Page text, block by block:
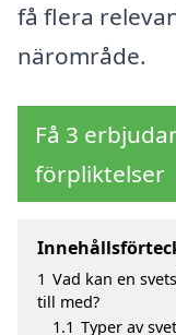
få flera
närområde.
Få 3
förpliktelser
1 Vad kan en
till med?
1.1 Typer av